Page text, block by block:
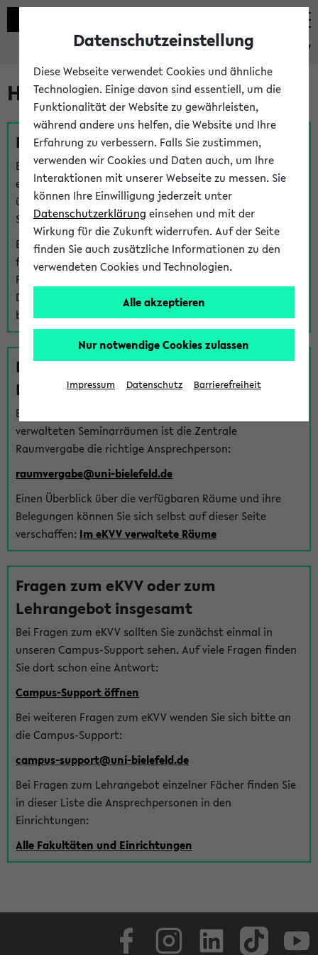
eKVV
Hilfe & Kontakt
Fragen zu einzelnen Veranstaltungen
Bei inhaltlichen und organisatorischen Fragen zu
einzelnen Veranstaltungen finden Sie Ansprechpersonen
über denFragen-Link bei jeder Veranstaltung. Der BIS
Support kann hier meist keine direkte Hilfe leisten.
Bei Veranstaltungen mit eKVV Teilnahmemanagement
finden Sie eine Auskunft über die Personen, die Ihre
Platzzuteilung im eKVV eingetragen haben, auf der
Detailseite zum Teilnahmemanagement der
betreffenden Veranstaltung.
Fragen zu im eKVV verwalteten
Räumen
Bei Fragen zur Vergabe von Hörsälen und vom eKVV
verwalteten Seminarräumen ist die Zentrale
Raumvergabe die richtige Ansprechperson:
raumvergabe@uni-bielefeld.de
Einen Überblick über die verfügbaren Räume und ihre
Belegungen können Sie sich selbst auf dieser Seite
verschaffen: Im eKVV verwaltete Räume
Fragen zum eKVV oder zum
Lehrangebot insgesamt
Bei Fragen zum eKVV sollten Sie zunächst einmal in
unseren Campus-Support sehen. Auf viele Fragen finden
Sie dort schon eine Antwort:
Campus-Support öffnen
Bei weiteren Fragen zum eKVV wenden Sie sich bitte an
die Campus-Support:
campus-support@uni-bielefeld.de
Bei Fragen zum Lehrangebot einzelner Fächer finden Sie
in dieser Liste die Ansprechpersonen in den
Einrichtungen:
Alle Fakultäten und Einrichtungen
Datenschutzeinstellung
Diese Webseite verwendet Cookies und ähnliche
Technologien. Einige davon sind essentiell, um die
Funktionalität der Website zu gewährleisten,
während andere uns helfen, die Website und Ihre
Erfahrung zu verbessern. Falls Sie zustimmen,
verwenden wir Cookies und Daten auch, um Ihre
Interaktionen mit unserer Webseite zu messen. Sie
können Ihre Einwilligung jederzeit unter
Datenschutzerklärung einsehen und mit der
Wirkung für die Zukunft widerrufen. Auf der Seite
finden Sie auch zusätzliche Informationen zu den
verwendeten Cookies und Technologien.
Alle akzeptieren
Nur notwendige Cookies zulassen
Impressum Datenschutz Barrierefreiheit